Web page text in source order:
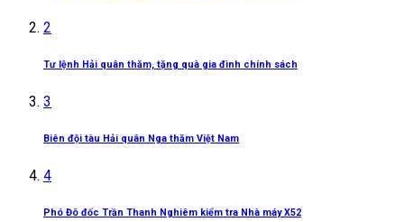
2
Tư lệnh Hải quân thăm, tặng quà gia đình chính sách
3
Biên đội tàu Hải quân Nga thăm Việt Nam
4
Phó Đô đốc Trần Thanh Nghiêm kiểm tra Nhà máy X52